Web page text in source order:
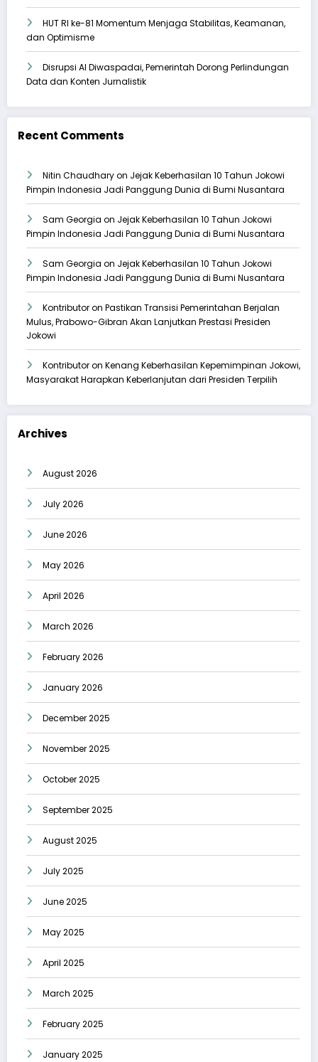
HUT RI ke-81 Momentum Menjaga Stabilitas, Keamanan,
dan Optimisme
Disrupsi AI Diwaspadai, Pemerintah Dorong Perlindungan
Data dan Konten Jurnalistik
Recent Comments
Nitin Chaudharyon Jejak Keberhasilan 10 Tahun Jokowi
Pimpin Indonesia Jadi Panggung Dunia di Bumi Nusantara
Sam Georgia on Jejak Keberhasilan 10 Tahun Jokowi
Pimpin Indonesia Jadi Panggung Dunia di Bumi Nusantara
Sam Georgia on Jejak Keberhasilan 10 Tahun Jokowi
Pimpin Indonesia Jadi Panggung Dunia di Bumi Nusantara
Kontributoron Pastikan Transisi Pemerintahan Berjalan
Mulus, Prabowo-Gibran Akan Lanjutkan Prestasi Presiden
Jokowi
Kontributoron Kenang Keberhasilan Kepemimpinan Jokowi,
Masyarakat Harapkan Keberlanjutan dari Presiden Terpilih
Archives
August 2026
July 2026
June 2026
May 2026
April 2026
March 2026
February 2026
January 2026
December 2025
November 2025
October 2025
September 2025
August 2025
July 2025
June 2025
May 2025
April 2025
March 2025
February 2025
January 2025